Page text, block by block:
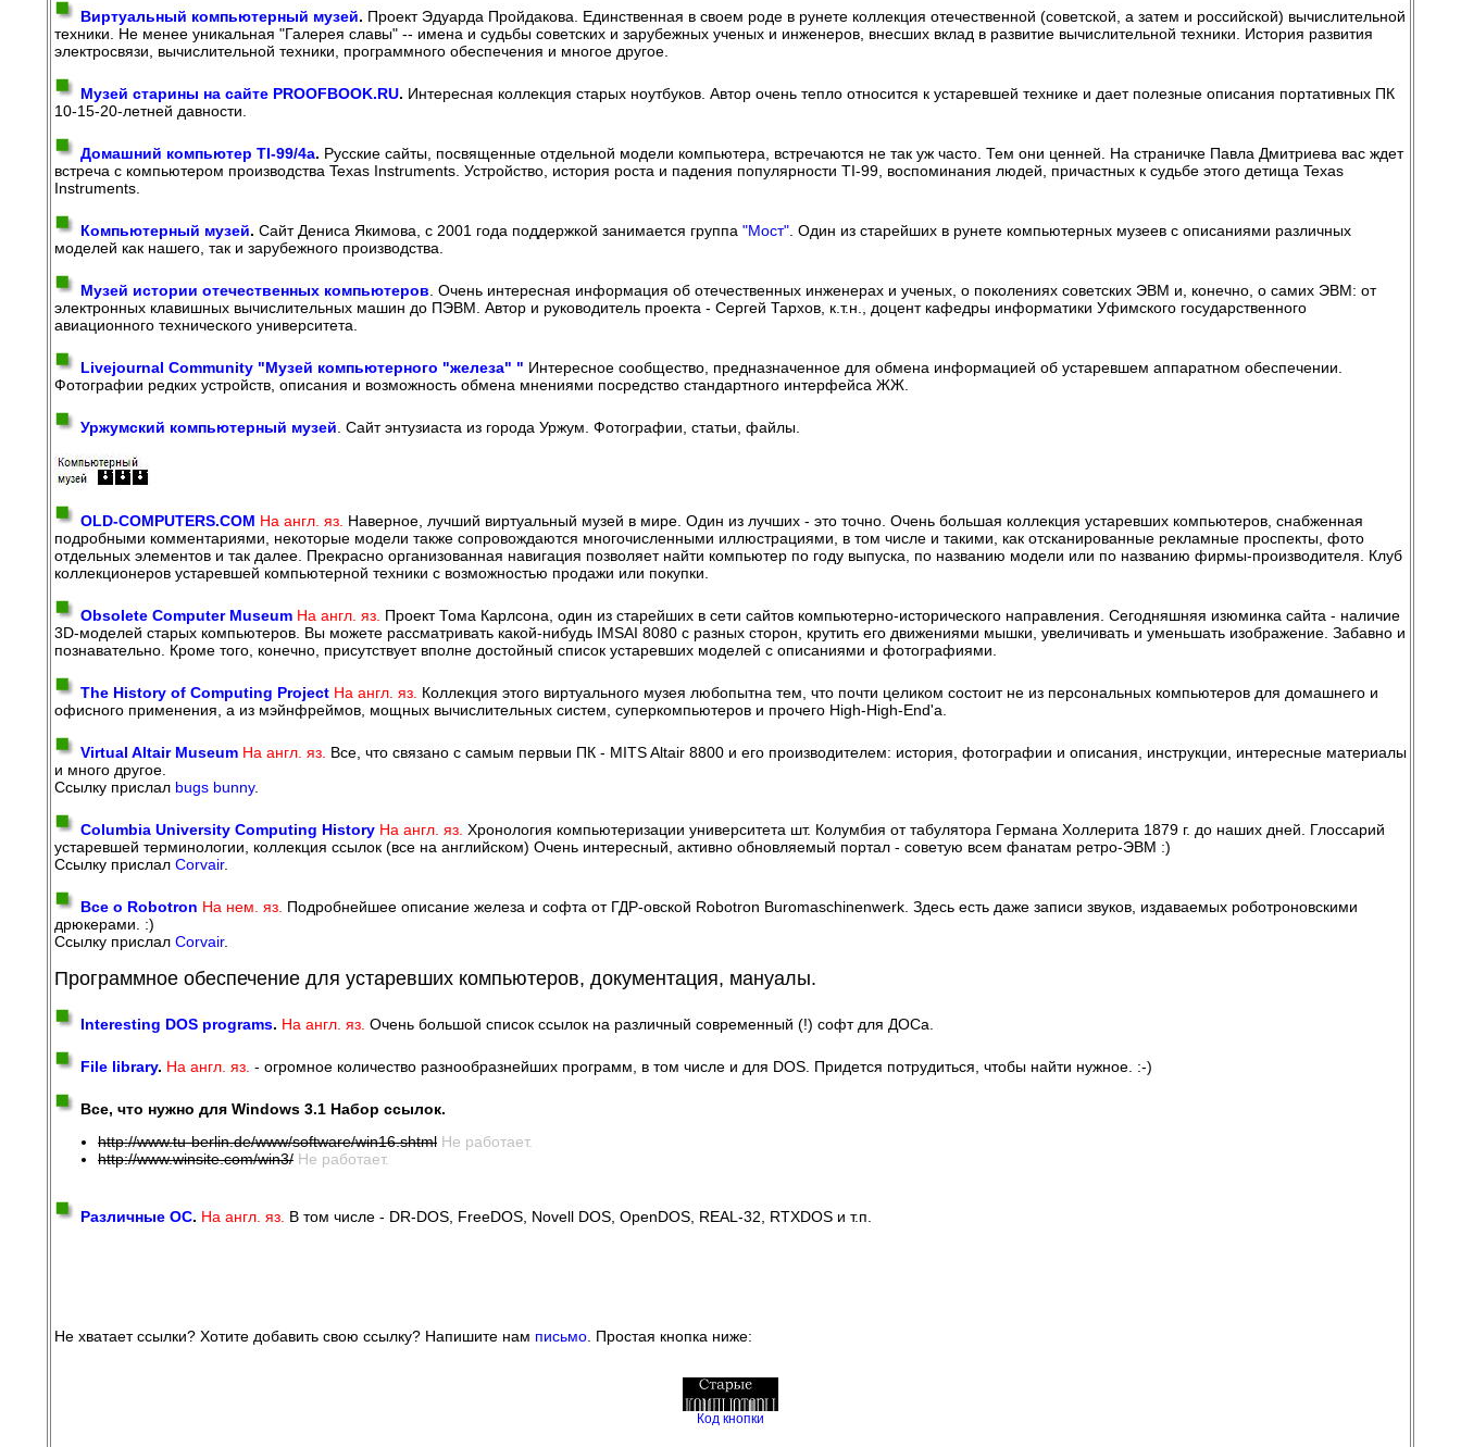
Виртуальный компьютерный музей. Проект Эдуарда Пройдакова. Единственная в своем роде в рунете коллекция отечественной (советской, а затем и российской) вычислительной
техники. Не менее уникальная "Галерея славы" -- имена и судьбы советских и зарубежных ученых и инженеров, внесших вклад в развитие вычислительной техники. История развития
электросвязи, вычислительной техники, программного обеспечения и многое другое.
Музей старины на сайте PROOFBOOK.RU. Интересная коллекция старых ноутбуков. Автор очень тепло относится к устаревшей технике и дает полезные описания портативных ПК
10-15-20-летней давности.
Домашний компьютер TI-99/4a. Русские сайты, посвященные отдельной модели компьютера, встречаются не так уж часто. Тем они ценней. На страничке Павла Дмитриева вас ждет
встреча с компьютером производства Texas Instruments. Устройство, история роста и падения популярности TI-99, воспоминания людей, причастных к судьбе этого детища Texas
Instruments.
Компьютерный музей. Сайт Дениса Якимова, с 2001 года поддержкой занимается группа "Мост" . Один из старейших в рунете компьютерных музеев с описаниями различных
моделей как нашего, так и зарубежного производства.
Музей истории отечественных компьютеров . Очень интересная информация об отечественных инженерах и ученых, о поколениях советских ЭВМ и, конечно, о самих ЭВМ: от
электронных клавишных вычислительных машин до ПЭВМ. Автор и руководитель проекта - Сергей Тархов, к.т.н., доцент кафедры информатики Уфимского государственного
авиационного технического университета.
Livejournal Community "Музей компьютерного "железа" " Интересное сообщество, предназначенное для обмена информацией об устаревшем аппаратном обеспечении.
Фотографии редких устройств, описания и возможность обмена мнениями посредство стандартного интерфейса ЖЖ.
Уржумский компьютерный музей . Сайт энтузиаста из города Уржум. Фотографии, статьи, файлы.
OLD-COMPUTERS.COM На англ. яз. Наверное, лучший виртуальный музей в мире. Один из лучших - это точно. Очень большая коллекция устаревших компьютеров, снабженная
подробными комментариями, некоторые модели также сопровождаются многочисленными иллюстрациями, в том числе и такими, как отсканированные рекламные проспекты, фото
отдельных элементов и так далее. Прекрасно организованная навигация позволяет найти компьютер по году выпуска, по названию модели или по названию фирмы-производителя. Клуб
коллекционеров устаревшей компьютерной техники с возможностью продажи или покупки.
Obsolete Computer Museum На англ. яз. Проект Тома Карлсона, один из старейших в сети сайтов компьютерно-исторического направления. Сегодняшняя изюминка сайта - наличие
3D-моделей старых компьютеров. Вы можете рассматривать какой-нибудь IMSAI 8080 с разных сторон, крутить его движениями мышки, увеличивать и уменьшать изображение. Забавно и
познавательно. Кроме того, конечно, присутствует вполне достойный список устаревших моделей с описаниями и фотографиями.
The History of Computing Project На англ. яз. Коллекция этого виртуального музея любопытна тем, что почти целиком состоит не из персональных компьютеров для домашнего и
офисного применения, а из мэйнфреймов, мощных вычислительных систем, суперкомпьютеров и прочего High-High-End'a.
Virtual Altair Museum На англ. яз. Все, что связано с самым первыи ПК - MITS Altair 8800 и его производителем: история, фотографии и описания, инструкции, интересные материалы
и много другое.
Ссылку прислал bugs bunny.
Columbia University Computing History На англ. яз. Хронология компьютеризации университета шт. Колумбия от табулятора Германа Холлерита 1879 г. до наших дней. Глоссарий
устаревшей терминологии, коллекция ссылок (все на английском) Очень интересный, активно обновляемый портал - советую всем фанатам ретро-ЭВМ :)
Ссылку прислал Corvair.
Все о Robotron На нем. яз. Подробнейшее описание железа и софта от ГДР-овской Robotron Buromaschinenwerk. Здесь есть даже записи звуков, издаваемых роботроновскими
дрюкерами. :)
Ссылку прислал Corvair.
Программное обеспечение для устаревших компьютеров, документация, мануалы.
Interesting DOS programs. На англ. яз. Очень большой список ссылок на различный современный (!) софт для ДОСа.
File library. На англ. яз. - огромное количество разнообразнейших программ, в том числе и для DOS. Придется потрудиться, чтобы найти нужное. :-)
Все, что нужно для Windows 3.1 Набор ссылок.
http://www.tu-berlin.de/www/software/win16.shtml Не работает.
http://www.winsite.com/win3/ Не работает.
Различные ОС. На англ. яз. В том числе - DR-DOS, FreeDOS, Novell DOS, OpenDOS, REAL-32, RTXDOS и т.п.
Не хватает ссылки? Хотите добавить свою ссылку? Напишите нам письмо . Простая кнопка ниже:
Код кнопки